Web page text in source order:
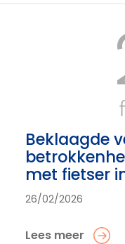
Beklaagde
met fietser
26/02/2026
Lees meer